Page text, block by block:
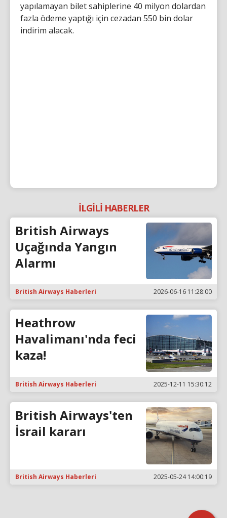
yapılamayan bilet sahiplerine 40 milyon dolardan
fazla ödeme yaptığı için cezadan 550 bin dolar
indirim alacak.
İLGİLİ HABERLER
British Airways
Uçağında Yangın
Alarmı
British Airways Haberleri 2026-06-16 11:28:00
Heathrow
Havalimanı'nda feci
kaza!
British Airways Haberleri 2025-12-11 15:30:12
British Airways'ten
İsrail kararı
British Airways Haberleri 2025-05-24 14:00:19